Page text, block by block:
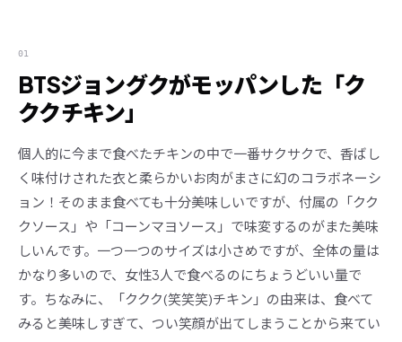
01
BTSジョングクがモッパンした「ク
ククチキン」
個人的に今まで食べたチキンの中で一番サクサクで、香ばし
く味付けされた衣と柔らかいお肉がまさに幻のコラボネーシ
ョン！そのまま食べても十分美味しいですが、付属の「クク
クソース」や「コーンマヨソース」で味変するのがまた美味
しいんです。一つ一つのサイズは小さめですが、全体の量は
かなり多いので、女性3人で食べるのにちょうどいい量で
す。ちなみに、「ククク(笑笑笑)チキン」の由来は、食べて
みると美味しすぎて、つい笑顔が出てしまうことから来てい